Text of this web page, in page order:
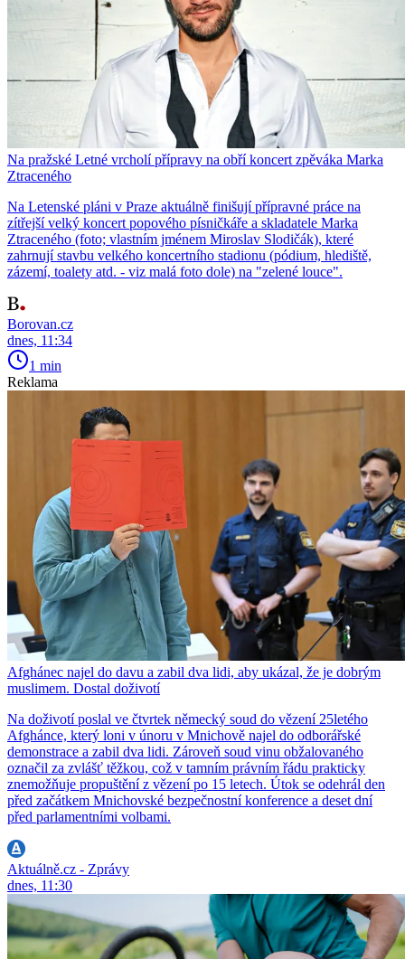
Na pražské Letné vrcholí přípravy na obří koncert zpěváka Marka
Ztraceného
Na Letenské pláni v Praze aktuálně finišují přípravné práce na
zítřejší velký koncert popového písničkáře a skladatele Marka
Ztraceného (foto; vlastním jménem Miroslav Slodičák), které
zahrnují stavbu velkého koncertního stadionu (pódium, hlediště,
zázemí, toalety atd. - viz malá foto dole) na "zelené louce".
Borovan.cz
dnes, 11:34
1 min
Reklama
Afghánec najel do davu a zabil dva lidi, aby ukázal, že je dobrým
muslimem. Dostal doživotí
Na doživotí poslal ve čtvrtek německý soud do vězení 25letého
Afghánce, který loni v únoru v Mnichově najel do odborářské
demonstrace a zabil dva lidi. Zároveň soud vinu obžalovaného
označil za zvlášť těžkou, což v tamním právním řádu prakticky
znemožňuje propuštění z vězení po 15 letech. Útok se odehrál den
před začátkem Mnichovské bezpečnostní konference a deset dní
před parlamentními volbami.
Aktuálně.cz - Zprávy
dnes, 11:30